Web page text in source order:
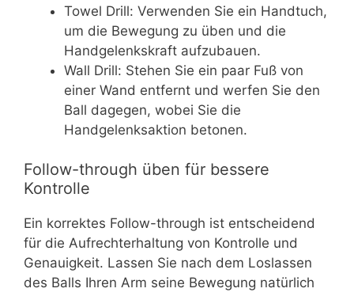
Towel Drill: Verwenden Sie ein Handtuch,
um die Bewegung zu üben und die
Handgelenkskraft aufzubauen.
Wall Drill: Stehen Sie ein paar Fuß von
einer Wand entfernt und werfen Sie den
Ball dagegen, wobei Sie die
Handgelenksaktion betonen.
Follow-through üben für bessere
Kontrolle
Ein korrektes Follow-through ist entscheidend
für die Aufrechterhaltung von Kontrolle und
Genauigkeit. Lassen Sie nach dem Loslassen
des Balls Ihren Arm seine Bewegung natürlich